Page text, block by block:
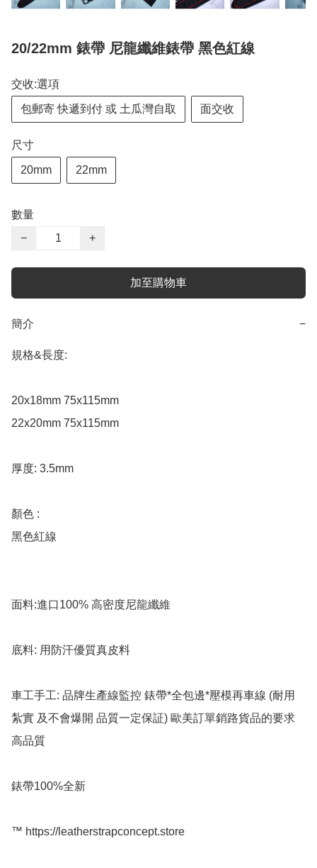
20/22mm 錶帶 尼龍纖維錶帶 黑色紅線
交收:選項
包郵寄 快遞到付 或 土瓜灣自取 面交收
尺寸
20mm 22mm
數量
−
+
加至購物車
簡介 −
規格&長度:
20x18mm 75x115mm
22x20mm 75x115mm
厚度: 3.5mm
顏色 :
黑色紅線
面料:進口100% 高密度尼龍纖維
底料: 用防汗優質真皮料
車工手工: 品牌生產線監控 錶帶*全包邊*壓模再車線 (耐用
紮實 及不會爆開 品質一定保証) 歐美訂單銷路貨品的要求
高品質
錶帶100%全新
™️ https://leatherstrapconcept.store